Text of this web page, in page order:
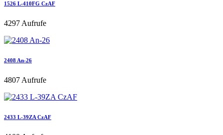
1526 L-410FG CzAF
4297 Aufrufe
2408 An-26
4807 Aufrufe
2433 L-39ZA CzAF